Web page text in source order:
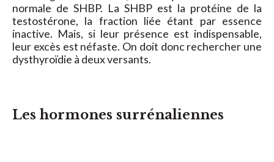
normale de SHBP. La SHBP est la protéine de la
testostérone, la fraction liée étant par essence
inactive. Mais, si leur présence est indispensable,
leur excès est néfaste. On doit donc rechercher une
dysthyroïdie à deux versants.
Les hormones surrénaliennes